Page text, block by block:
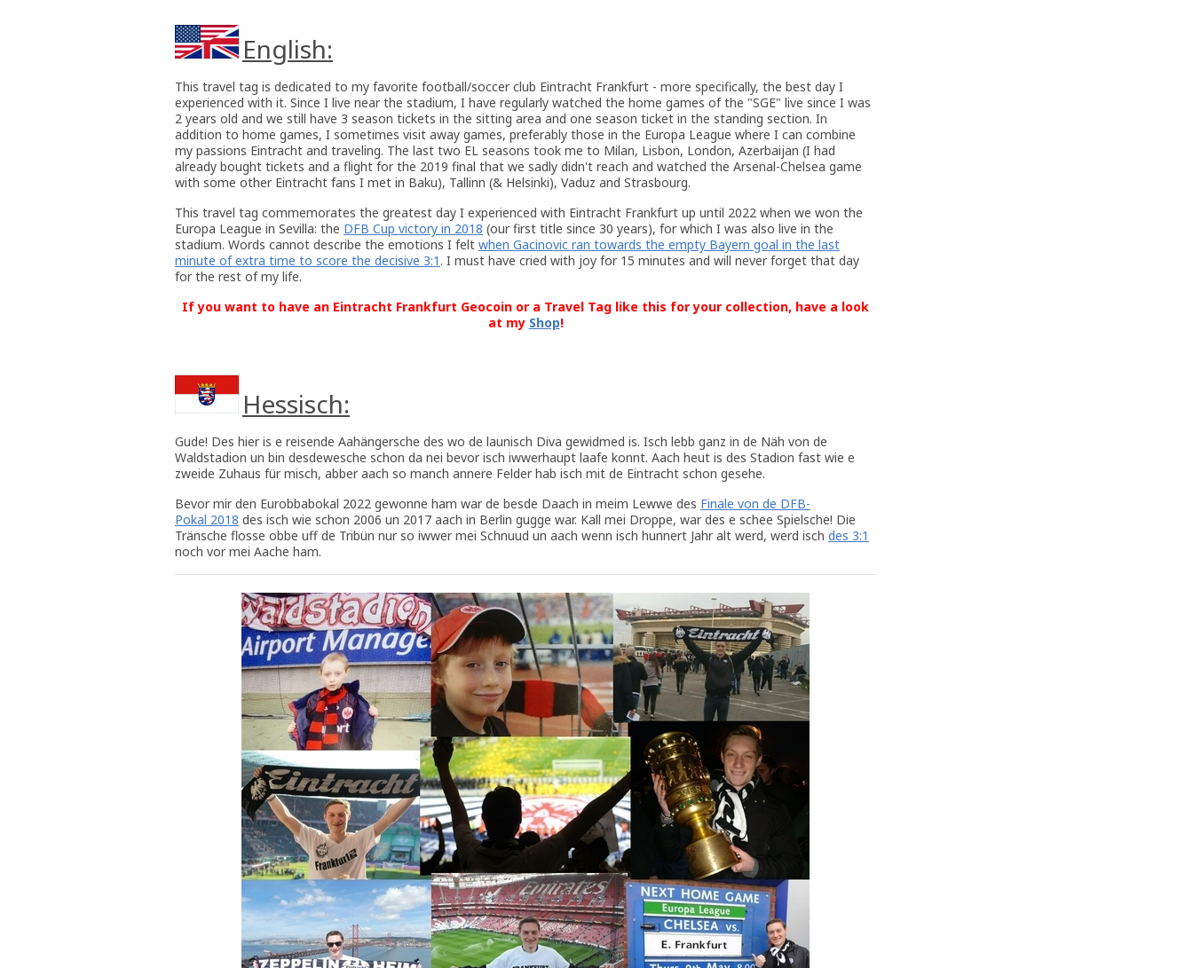
English:
This travel tag is dedicated to my favorite football/soccer club Eintracht Frankfurt - more specifically, the best day I
experienced with it. Since I live near the stadium, I have regularly watched the home games of the "SGE" live since I was
2 years old and we still have 3 season tickets in the sitting area and one season ticket in the standing section. In
addition to home games, I sometimes visit away games, preferably those in the Europa League where I can combine
my passions Eintracht and traveling. The last two EL seasons took me to Milan, Lisbon, London, Azerbaijan (I had
already bought tickets and a flight for the 2019 final that we sadly didn't reach and watched the Arsenal-Chelsea game
with some other Eintracht fans I met in Baku), Tallinn (& Helsinki), Vaduz and Strasbourg.
This travel tag commemorates the greatest day I experienced with Eintracht Frankfurt up until 2022 when we won the
Europa League in Sevilla: the DFB Cup victory in 2018 (our first title since 30 years), for which I was also live in the
stadium. Words cannot describe the emotions I felt when Gacinovic ran towards the empty Bayern goal in the last
minute of extra time to score the decisive 3:1. I must have cried with joy for 15 minutes and will never forget that day
for the rest of my life.
If you want to have an Eintracht Frankfurt Geocoin or a Travel Tag like this for your collection, have a look
at my Shop!
Hessisch:
Gude! Des hier is e reisende Aahängersche des wo de launisch Diva gewidmed is. Isch lebb ganz in de Näh von de
Waldstadion un bin desdewesche schon da nei bevor isch iwwerhaupt laafe konnt. Aach heut is des Stadion fast wie e
zweide Zuhaus für misch, abber aach so manch annere Felder hab isch mit de Eintracht schon gesehe.
Bevor mir den Eurobbabokal 2022 gewonne ham war de besde Daach in meim Lewwe des Finale von de DFB-
Pokal 2018 des isch wie schon 2006 un 2017 aach in Berlin gugge war. Kall mei Droppe, war des e schee Spielsche! Die
Tränsche flosse obbe uff de Tribün nur so iwwer mei Schnuud un aach wenn isch hunnert Jahr alt werd, werd isch des 3:1
noch vor mei Aache ham.